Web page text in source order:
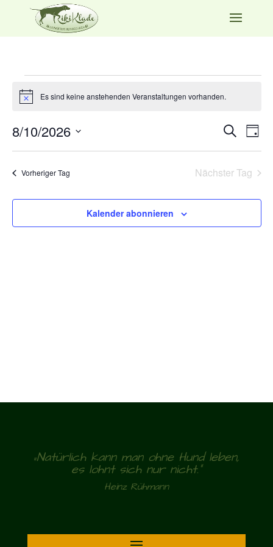
Veranstaltungen
für
August
10,
2026
HinweisEs sind keine anstehenden Veranstaltungen vorhanden.
Suche
SucheTag
8/10/2026
Datum
Vorheriger Tag Nächster Tag
Kalender abonnieren
„Natürlich kann man ohne Hund leben,
es lohnt sich nur nicht.“
Heinz Rühmann